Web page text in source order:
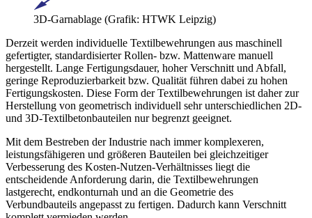
3D-Garnablage (Grafik: HTWK Leipzig)
Derzeit werden individuelle Textilbewehrungen aus maschinell
gefertigter, standardisierter Rollen- bzw. Mattenware manuell
hergestellt. Lange Fertigungsdauer, hoher Verschnitt und Abfall,
geringe Reproduzierbarkeit bzw. Qualität führen dabei zu hohen
Fertigungskosten. Diese Form der Textilbewehrungen ist daher zur
Herstellung von geometrisch individuell sehr unterschiedlichen 2D-
und 3D-Textilbetonbauteilen nur begrenzt geeignet.
Mit dem Bestreben der Industrie nach immer komplexeren,
leistungsfähigeren und größeren Bauteilen bei gleichzeitiger
Verbesserung des Kosten-Nutzen-Verhältnisses liegt die
entscheidende Anforderung darin, die Textilbewehrungen
lastgerecht, endkonturnah und an die Geometrie des
Verbundbauteils angepasst zu fertigen. Dadurch kann Verschnitt